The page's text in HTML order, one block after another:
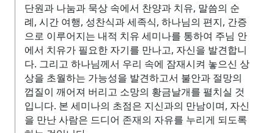
단원과 나눔과 묵상 속에서 찬양과 치유, 말씀의 순
례, 시간 여행, 성찬식과 세족식, 하나님의 편지, 간증
으로 이루어지는 내적 치유 세미나를 통하여 주님 안
에서 치유가 필요한 자기를 만나고, 자신을 발견합니
다. 그리고 하나님께서 우리 속에 잠재시켜 놓으신 상
상을 초월하는 가능성을 발견하고서 불안과 절망의
껍질이 깨어져 버리고 소망의 황금날개를 펼치실 것
입니다. 본 세미나의 초점은 지신과의 만남이며, 자신
을 만난 사람은 드디어 존재의 자유를 누리게 되도록